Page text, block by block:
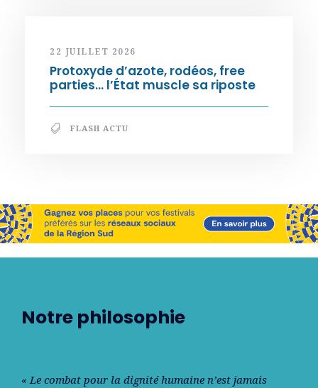
22 JUILLET 2026
Protoxyde d’azote, rodéos, free
parties… l’État muscle sa riposte
FLASH ACTU
Notre philosophie
« Le combat pour la dignité humaine n’est jamais